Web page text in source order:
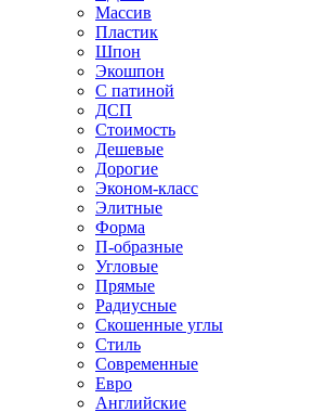
Массив
Пластик
Шпон
Экошпон
С патиной
ДСП
Стоимость
Дешевые
Дорогие
Эконом-класс
Элитные
Форма
П-образные
Угловые
Прямые
Радиусные
Скошенные углы
Стиль
Современные
Евро
Английские